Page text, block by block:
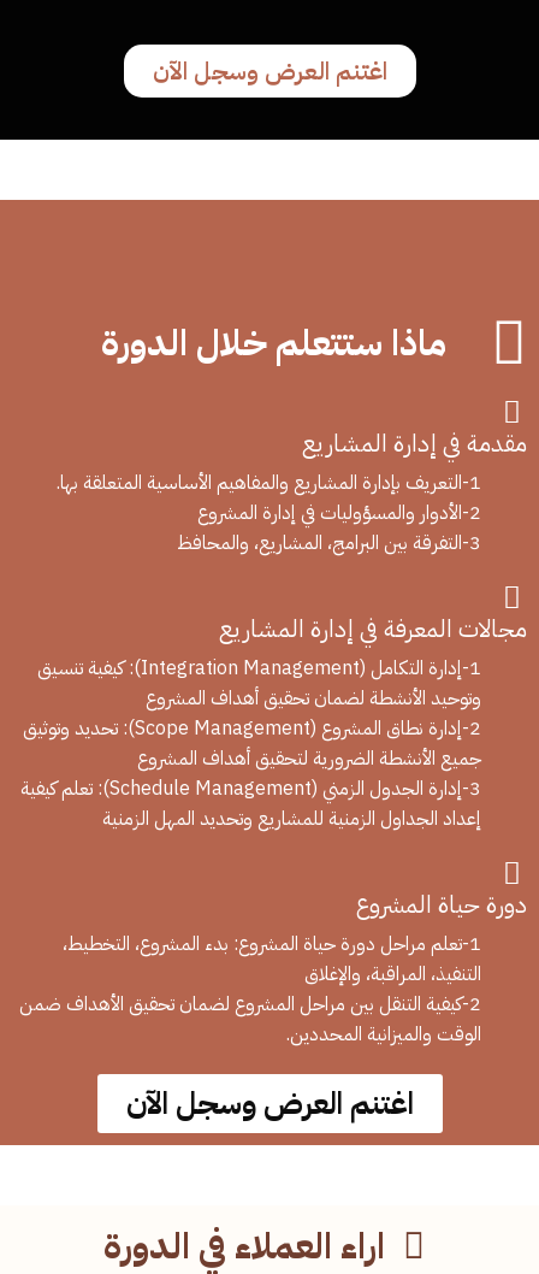
اغتنم العرض وسجل الآن
ماذا ستتعلم خلال الدورة
مقدمة في إدارة المشاريع
مجالات المعرفة في إدارة المشاريع
1-إدارة التكامل (Integration Management): كيفية تنسيق
وتوحيد الأنشطة لضمان تحقيق أهداف المشروع
2-إدارة نطاق المشروع (Scope Management): تحديد وتوثيق
جميع الأنشطة الضرورية لتحقيق أهداف المشروع
3-إدارة الجدول الزمني (Schedule Management): تعلم كيفية
إعداد الجداول الزمنية للمشاريع وتحديد المهل الزمنية
دورة حياة المشروع
1-تعلم مراحل دورة حياة المشروع: بدء المشروع، التخطيط،
التنفيذ، المراقبة، والإغلاق
2-كيفية التنقل بين مراحل المشروع لضمان تحقيق الأهداف ضمن
الوقت والميزانية المحددين.
اغتنم العرض وسجل الآن
اراء العملاء في الدورة